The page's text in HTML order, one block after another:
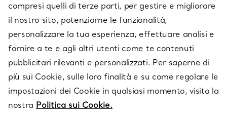
SU TIFFANY & CO.
LEGALE
SEGUICI
compresi quelli di terze parti, per gestire e migliorare
il nostro sito, potenziarne le funzionalità,
personalizzare la tua esperienza, effettuare analisi e
fornire a te e agli altri utenti come te contenuti
pubblicitari rilevanti e personalizzati. Per saperne di
più sui Cookie, sulle loro finalità e su come regolare le
impostazioni dei Cookie in qualsiasi momento, visita la
nostra Politica sui Cookie.